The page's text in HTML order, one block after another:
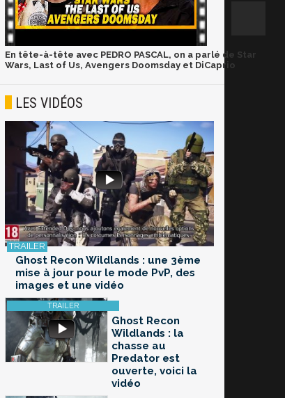
En tête-à-tête avec PEDRO PASCAL, on a parlé de Star
Wars, Last of Us, Avengers Doomsday et DiCaprio
LES VIDÉOS
Ghost Recon Wildlands : une 3ème
mise à jour pour le mode PvP, des
images et une vidéo
Ghost Recon
Wildlands : la
chasse au
Predator est
ouverte, voici la
vidéo